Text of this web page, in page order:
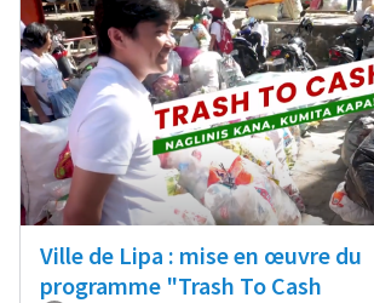
Ville de Lipa : mise en œuvre du
programme "Trash To Cash